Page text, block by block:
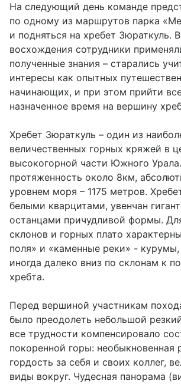
На следующий день команде
по одному из маршрутов парка
и подняться на хребет Зюраткуль.
восхождения сотрудники
полученные знания – старались
интересы как опытных
начинающих, и при этом прийти
назначенное время на вершину
Хребет Зюраткуль – один из
величественных горных кряжей в
высокогорной части Южного
протяженность около 8км,
уровнем моря – 1175 метров.
белыми кварцитами, увенчан
останцами причудливой формы.
склонов и горных плато
поля» и «каменные реки» -
иногда далеко вниз по склонам к
хребта.
Перед вершиной участникам
было преодолеть небольшой
все трудности компенсировало
покоренной горы: необыкновенная
гордость за себя и своих коллег,
виды вокруг. Чудесная панорама